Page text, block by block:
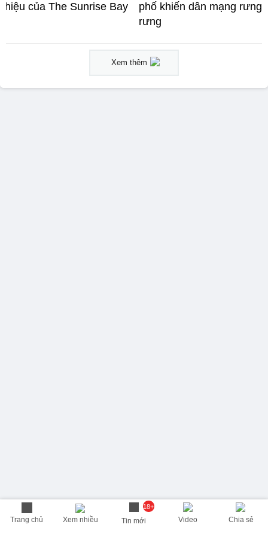
Trang chủ Xem nhiều
18+
Tin mới Video Chia sẻ
hiệu của The Sunrise Bay
phố khiến dân mạng rưng
rưng
Xem thêm